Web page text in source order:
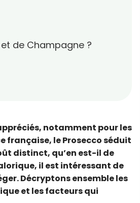
de Champagne ?
notamment pour les
française, le Prosecco séduit
distinct, qu’en est-il de
il est intéressant de
Décryptons ensemble les
et les facteurs qui